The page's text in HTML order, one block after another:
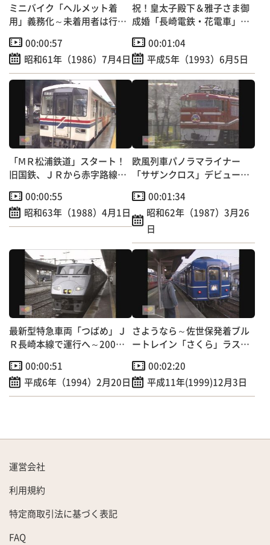
ミニバイク「ヘルメット着
用」義務化～未着用者は行政
00:00:57
昭和61年（1986）7月4日
祝！皇太子殿下＆雅子さま御
成婚「長崎電鉄・花電車」走
00:01:04
平成5年（1993）6月5日
「ⅯＲ松浦鉄道」スタート！
旧国鉄、ＪＲから赤字路線の
00:00:55
昭和63年（1988）4月1日
欧風列車パノラマライナー
「サザンクロス」デビュー！
00:01:34
昭和62年（1987）3月26
日
最新型特急車両「つばめ」Ｊ
Ｒ長崎本線で運行へ～200人
00:00:51
平成6年（1994）2月20日
さようなら～佐世保発着ブル
ートレイン「さくら」ラスト
00:02:20
平成11年(1999)12月3日
運営会社
利用規約
特定商取引法に基づく表記
FAQ